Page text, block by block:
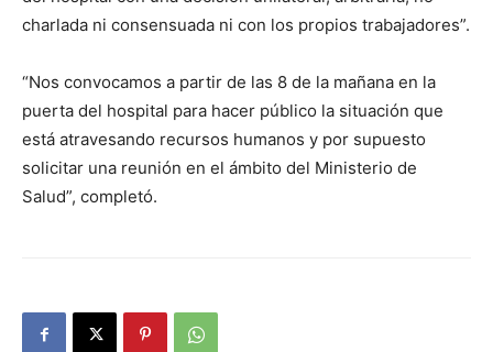
charlada ni consensuada ni con los propios trabajadores”.
“Nos convocamos a partir de las 8 de la mañana en la
puerta del hospital para hacer público la situación que
está atravesando recursos humanos y por supuesto
solicitar una reunión en el ámbito del Ministerio de
Salud”, completó.